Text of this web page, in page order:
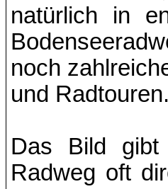
natürlich in
noch
und Radtouren.
Das Bild gibt
Radweg oft